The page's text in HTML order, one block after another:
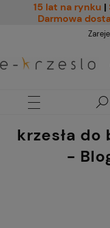
15 lat na rynku |
Darmowa
krzesła
-